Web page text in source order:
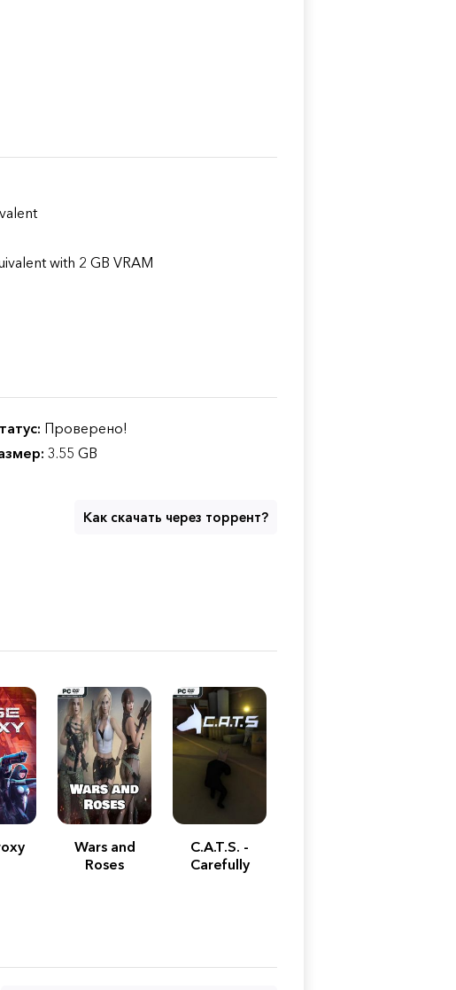
with 2 GB VRAM
Проверено!
3.55 GB
Как скачать через торрент?
Wars and
Roses
C.A.T.S. -
Carefully